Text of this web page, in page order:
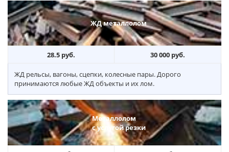
ЖД металлолом
28.5 руб. 30 000 руб.
ЖД рельсы, вагоны, сцепки, колесные пары. Дорого
принимаются любые ЖД объекты и их лом.
Металлолом
с услугой резки